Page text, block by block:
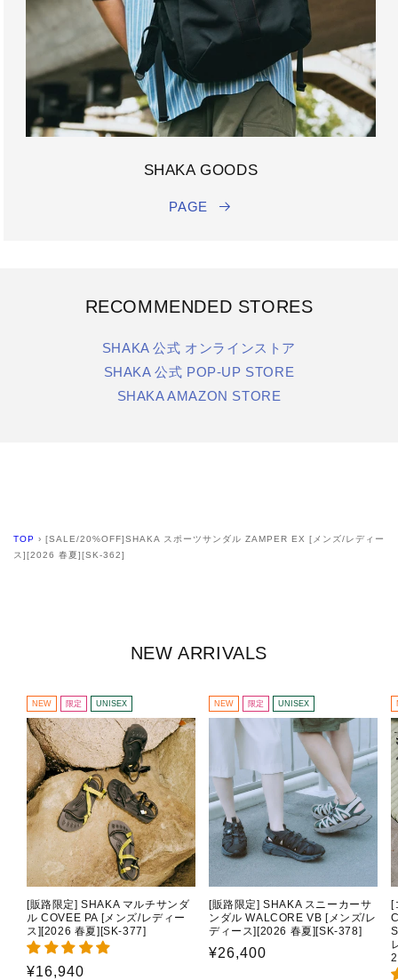
SHAKA GOODS
PAGE
RECOMMENDED STORES
SHAKA 公式 オンラインストア
SHAKA 公式 POP-UP STORE
SHAKA AMAZON STORE
TOP › [SALE/20%OFF]SHAKA スポーツサンダル ZAMPER EX [メンズ/レディー
ス][2026 春夏][SK-362]
NEW ARRIVALS
NEW 限定 UNISEX
[販路限定] SHAKA マルチサンダ
ル COVEE PA [メンズ/レディー
ス][2026 春夏][SK-377]
通
¥16,940
NEW 限定 UNISEX
[販路限定] SHAKA スニーカーサ
ンダル WALCORE VB [メンズ/レ
ディース][2026 春夏][SK-378]
通
¥26,400
[